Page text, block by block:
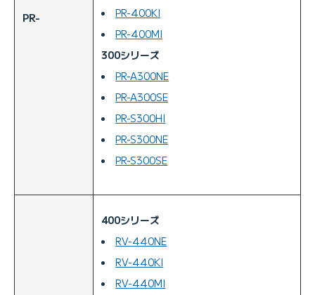
PR-
PR-400KI
PR-400MI
300シリーズ
PR-A300NE
PR-A300SE
PR-S300HI
PR-S300NE
PR-S300SE
400シリーズ
RV-440NE
RV-440KI
RV-440MI